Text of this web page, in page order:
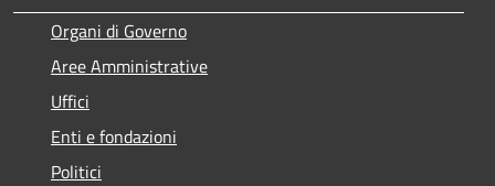
Organi di Governo
Aree Amministrative
Uffici
Enti e fondazioni
Politici